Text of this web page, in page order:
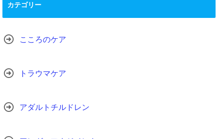
カテゴリー
こころのケア
トラウマケア
アダルトチルドレン